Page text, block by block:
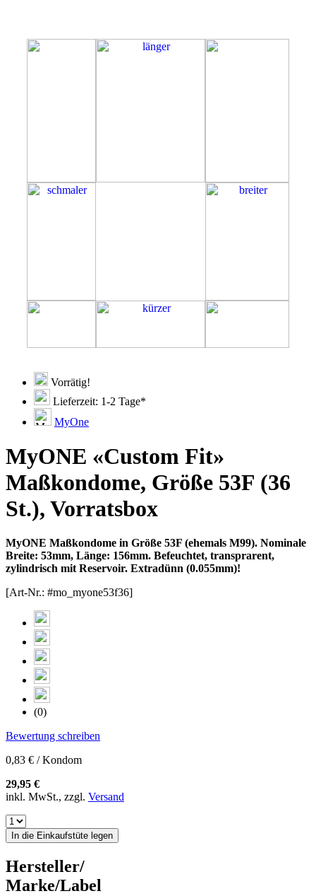
Vorrätig!
Lieferzeit: 1-2 Tage*
MyOne
MyONE «Custom Fit»
Maßkondome, Größe 53F (36
St.), Vorratsbox
MyONE Maßkondome in Größe 53F (ehemals M99). Nominale
Breite: 53mm, Länge: 156mm. Befeuchtet, transprarent,
zylindrisch mit Reservoir. Extradünn (0.055mm)!
[Art-Nr.: #mo_myone53f36]
(0)
Bewertung schreiben
0,83 € / Kondom
29,95 €
inkl. MwSt., zzgl. Versand
In die Einkaufstüte legen
Hersteller/
Marke/Label